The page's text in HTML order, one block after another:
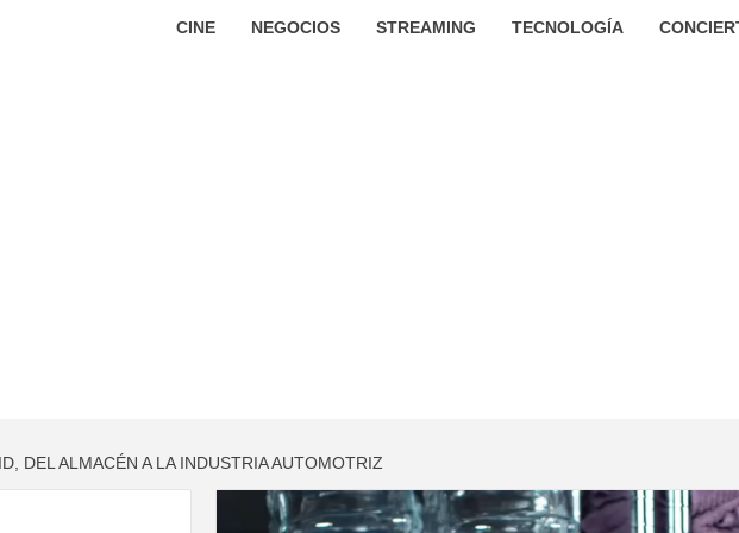
CINE NEGOCIOS STREAMING TECNOLOGÍA
DEL ALMACÉN A LA INDUSTRIA AUTOMOTRIZ